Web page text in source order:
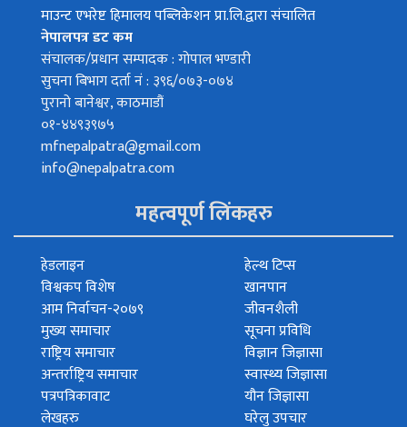
माउन्ट एभरेष्ट हिमालय पब्लिकेशन प्रा.लि.द्वारा संचालित
नेपालपत्र डट कम
संचालक/प्रधान सम्पादक : गोपाल भण्डारी
सुचना बिभाग दर्ता नं : ३९६/०७३-०७४
पुरानो बानेश्वर, काठमाडौं
०१-४४९३९७५
mfnepalpatra@gmail.com
info@nepalpatra.com
महत्वपूर्ण लिंकहरु
हेडलाइन
विश्वकप विशेष
आम निर्वाचन-२०७९
मुख्य समाचार
राष्ट्रिय समाचार
अन्तर्राष्ट्रिय समाचार
पत्रपत्रिकावाट
लेखहरु
हेल्थ टिप्स
खानपान
जीवनशैली
सूचना प्रविधि
विज्ञान जिज्ञासा
स्वास्थ्य जिज्ञासा
यौन जिज्ञासा
घरेलु उपचार